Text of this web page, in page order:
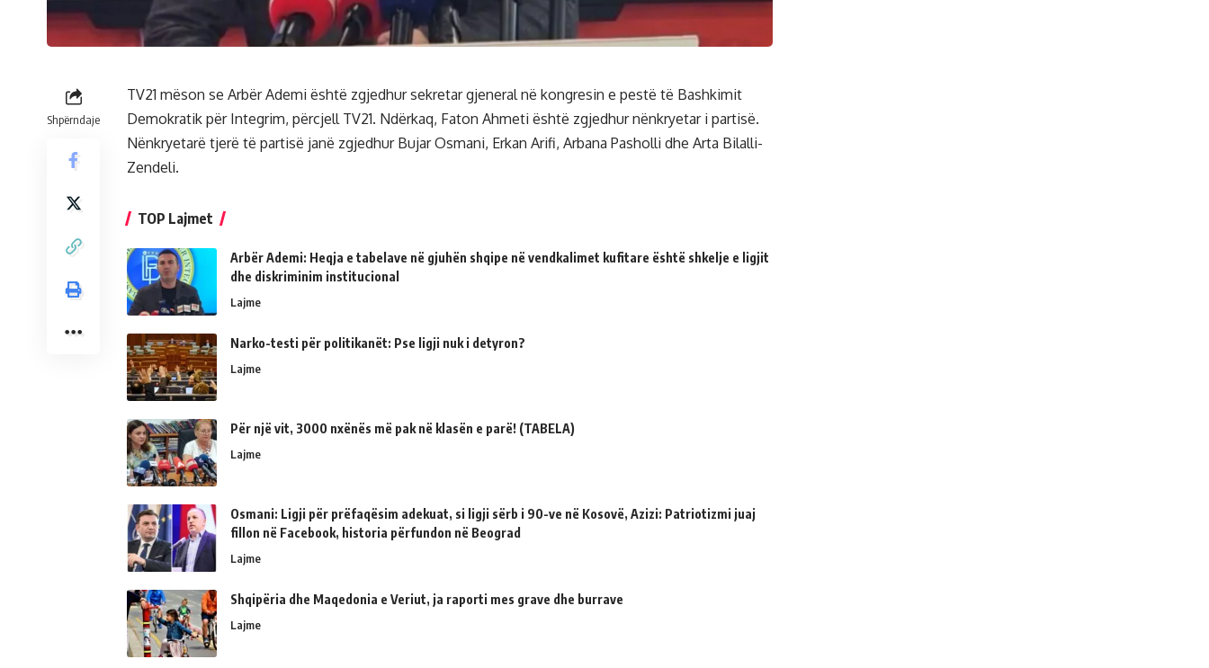
Shpërndaje
TV21 mëson se Arbër Ademi është zgjedhur sekretar gjeneral në kongresin e pestë të Bashkimit
Demokratik për Integrim, përcjell TV21. Ndërkaq, Faton Ahmeti është zgjedhur nënkryetar i partisë.
Nënkryetarë tjerë të partisë janë zgjedhur Bujar Osmani, Erkan Arifi, Arbana Pasholli dhe Arta Bilalli-
Zendeli.
TOP Lajmet
Arbër Ademi: Heqja e tabelave në gjuhën shqipe në vendkalimet kufitare është shkelje e ligjit
dhe diskriminim institucional
Lajme
Narko-testi për politikanët: Pse ligji nuk i detyron?
Lajme
Për një vit, 3000 nxënës më pak në klasën e parë! (TABELA)
Lajme
Osmani: Ligji për prëfaqësim adekuat, si ligji sërb i 90-ve në Kosovë, Azizi: Patriotizmi juaj
fillon në Facebook, historia përfundon në Beograd
Lajme
Shqipëria dhe Maqedonia e Veriut, ja raporti mes grave dhe burrave
Lajme